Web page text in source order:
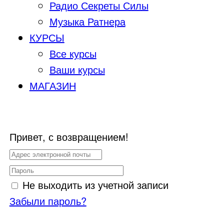
Радио Секреты Силы
Музыка Ратнера
КУРСЫ
Все курсы
Ваши курсы
МАГАЗИН
Привет, с возвращением!
Не выходить из учетной записи
Забыли пароль?